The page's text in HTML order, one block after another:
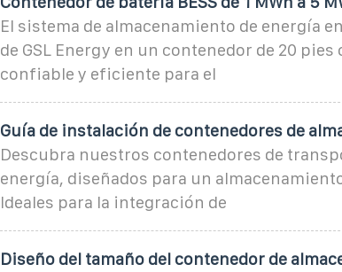
El sistema de almacenamiento de energía
de GSL Energy en un contenedor de 20
confiable y eficiente para el
Guía de instalación de contenedores de
Descubra nuestros contenedores de
energía, diseñados para un
Ideales para la integración de
Diseño del tamaño del contenedor de